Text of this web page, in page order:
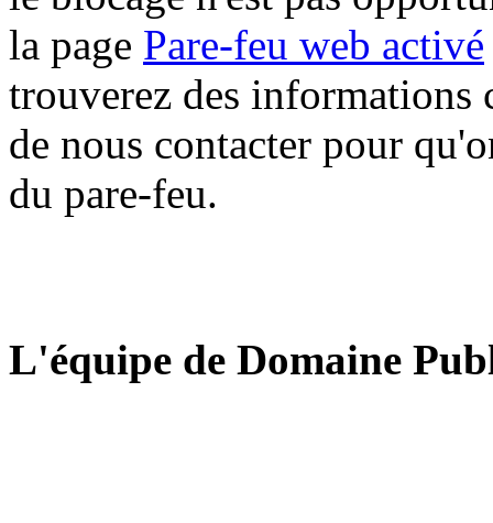
la page Pare-feu web activé
trouverez des informations
de nous contacter pour
du pare-feu.
L'équipe de Domaine